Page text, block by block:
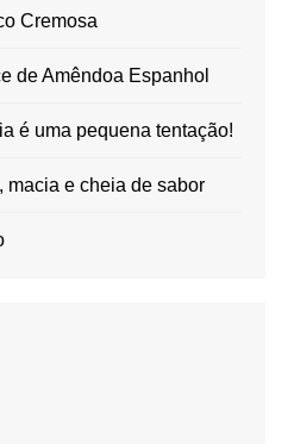
Cremosa
de Amêndoa Espanhol
é uma pequena tentação!
macia e cheia de sabor